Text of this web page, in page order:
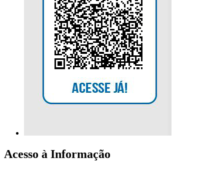
Acesso à Informação